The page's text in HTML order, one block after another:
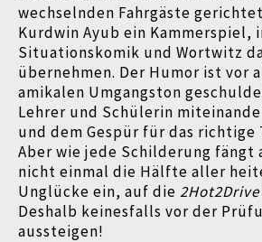
wechselnden Fahrgäste
Kurdwin Ayub ein Kammerspiel,
Situationskomik und Wortwitz
übernehmen. Der Humor ist vor
amikalen Umgangston
Lehrer und Schülerin
und dem Gespür für das richtige
Aber wie jede Schilderung fängt
nicht einmal die Hälfte aller
Unglücke ein, auf die 2Hot2Drive
Deshalb keinesfalls vor der
aussteigen!